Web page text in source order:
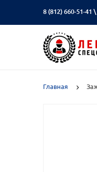
8 (812) 660-51-41 \
Главная